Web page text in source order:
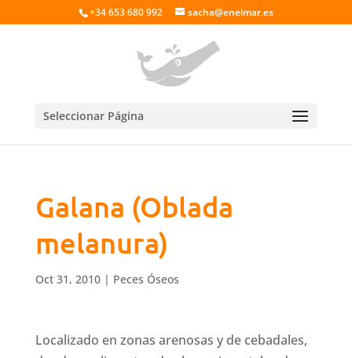
+34 653 680 992 sacha@enelmar.es
Seleccionar Página
Galana (Oblada
melanura)
Oct 31, 2010| Peces Óseos
Localizado en zonas arenosas y de cebadales,